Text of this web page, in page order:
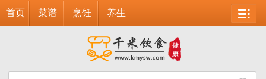
首页 菜谱 烹饪 养生